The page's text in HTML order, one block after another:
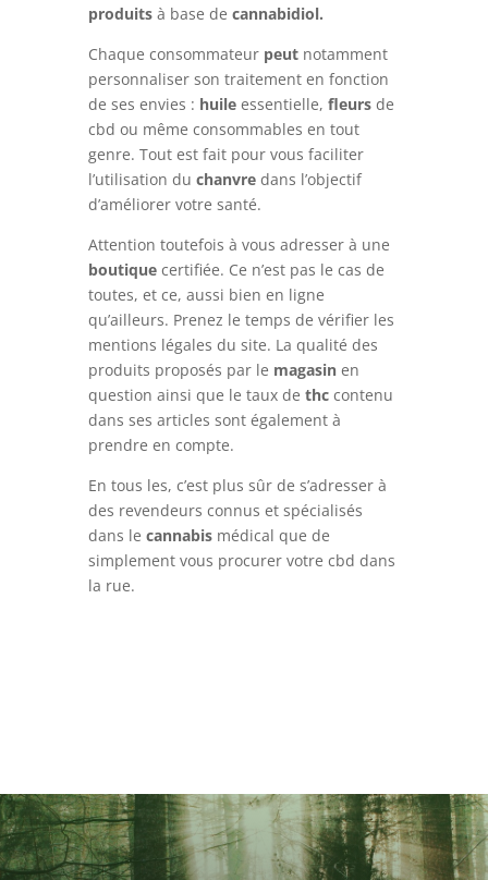
produitsà base de cannabidiol.
Chaque consommateur peutnotamment
personnaliser son traitement en fonction
de ses envies : huile essentielle, fleurs de
cbd ou même consommables en tout
genre. Tout est fait pour vous faciliter
l’utilisation du chanvre dans l’objectif
d’améliorer votre santé.
Attention toutefois à vous adresser à une
boutiquecertifiée. Ce n’est pas le cas de
toutes, et ce, aussi bien en ligne
qu’ailleurs. Prenez le temps de vérifier les
mentions légales du site. La qualité des
produits proposés par le magasin en
question ainsi que le taux de thc contenu
dans ses articles sont également à
prendre en compte.
En tous les, c’est plus sûr de s’adresser à
des revendeurs connus et spécialisés
dans le cannabis médical que de
simplement vous procurer votre cbd dans
la rue.